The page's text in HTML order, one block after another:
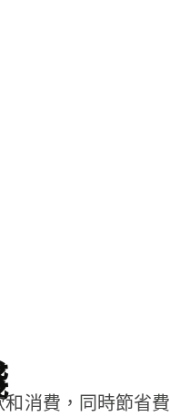
消費，同時節省費